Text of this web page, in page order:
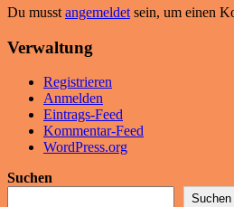
Du musst angemeldet sein, um einen
Verwaltung
Registrieren
Anmelden
Eintrags-Feed
Kommentar-Feed
WordPress.org
Suchen
Suchen